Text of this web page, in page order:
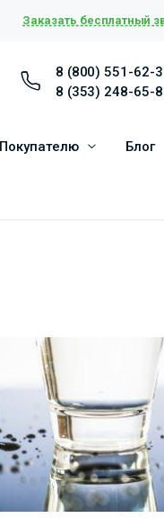
Заказать бесплатный
8 (800) 551-62-
8 (353) 248-65-
Покупателю Блог